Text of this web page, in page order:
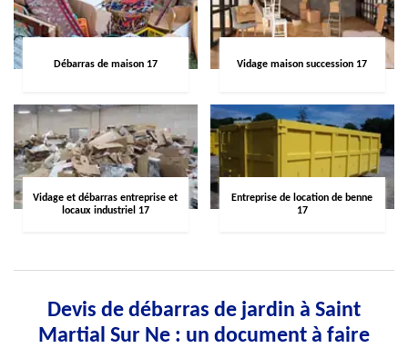
Débarras de maison 17 Vidage maison succession 17
Vidage et débarras entreprise et
locaux industriel 17
Entreprise de location de benne
17
Devis de débarras de jardin à Saint
Martial Sur Ne : un document à faire